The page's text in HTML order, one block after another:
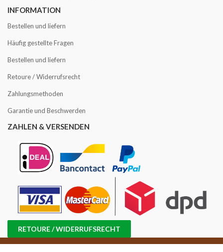
INFORMATION
Bestellen und liefern
Häufig gestellte Fragen
Bestellen und liefern
Retoure / Widerrufsrecht
Zahlungsmethoden
Garantie und Beschwerden
ZAHLEN & VERSENDEN
RETOURE / WIDERRUFSRECHT